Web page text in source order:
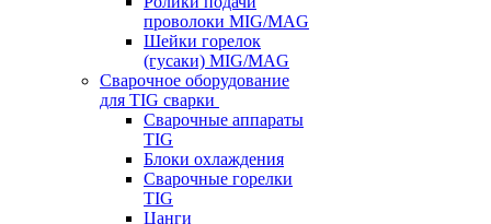
проволоки MIG/MAG
Шейки горелок
(гусаки) MIG/MAG
Сварочное оборудование
для TIG сварки
Сварочные аппараты
TIG
Блоки охлаждения
Сварочные горелки
TIG
Цанги